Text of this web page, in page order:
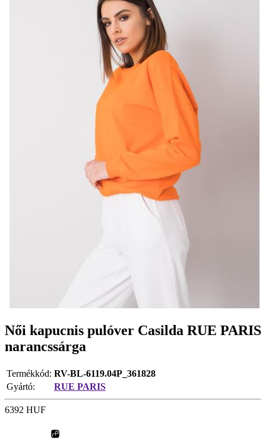
Női kapucnis pulóver Casilda RUE PARIS
narancssárga
Termékkód: RV-BL-6119.04P_361828
Gyártó:
RUE PARIS
6392 HUF